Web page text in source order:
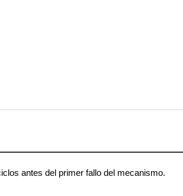
antes del primer fallo del mecanismo.